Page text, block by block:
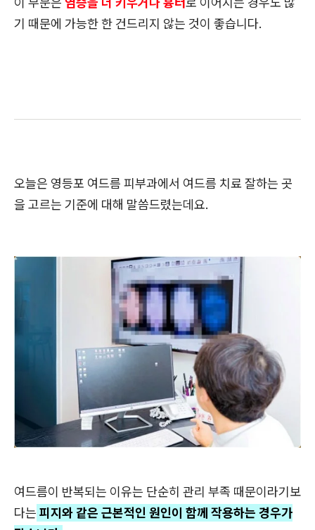
기 때문에 가능한 한 건드리지 않는 것이 좋습니다.
오늘은 영등포 여드름 피부과에서 여드름 치료 잘하는 곳
을 고르는 기준에 대해 말씀드렸는데요.
여드름이 반복되는 이유는 단순히 관리 부족 때문이라기보
다는 피지와 같은 근본적인 원인이 함께 작용하는 경우가